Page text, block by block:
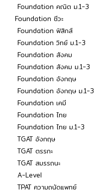
Foundation คณิต ม.1-3
Foundation ชีวะ
Foundation ฟิสิกส์
Foundation วิทย์ ม.1-3
Foundation สังคม
Foundation สังคม ม.1-3
Foundation อังกฤษ
Foundation อังกฤษ ม.1-3
Foundation เคมี
Foundation ไทย
Foundation ไทย ม.1-3
TGAT อังกฤษ
TGAT ตรรกะ
TGAT สมรรถนะ
A-Level
TPAT ความถนัดแพทย์